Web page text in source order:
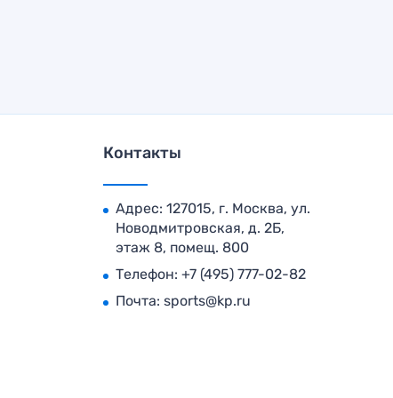
Контакты
Адрес: 127015, г. Москва, ул.
Новодмитровская, д. 2Б,
этаж 8, помещ. 800
Телефон: +7 (495) 777-02-82
Почта: sports@kp.ru